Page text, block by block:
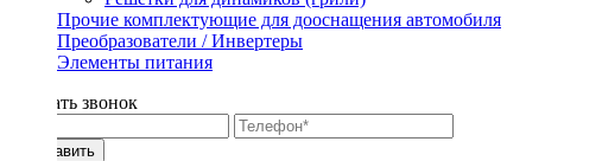
Прочие комплектующие для дооснащения автомобиля
Преобразователи / Инвертеры
Элементы питания
Заказать звонок
Отправить